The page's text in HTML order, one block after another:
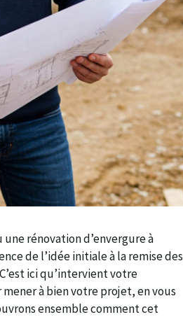
rénovation d’envergure à
de l’idée initiale à la remise des
ici qu’intervient votre
à bien votre projet, en vous
ensemble comment cet